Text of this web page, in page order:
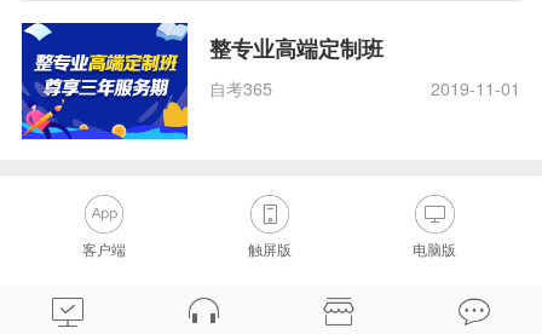
整专业高端定制班
自考365 2019-11-01
客户端 触屏版 电脑版